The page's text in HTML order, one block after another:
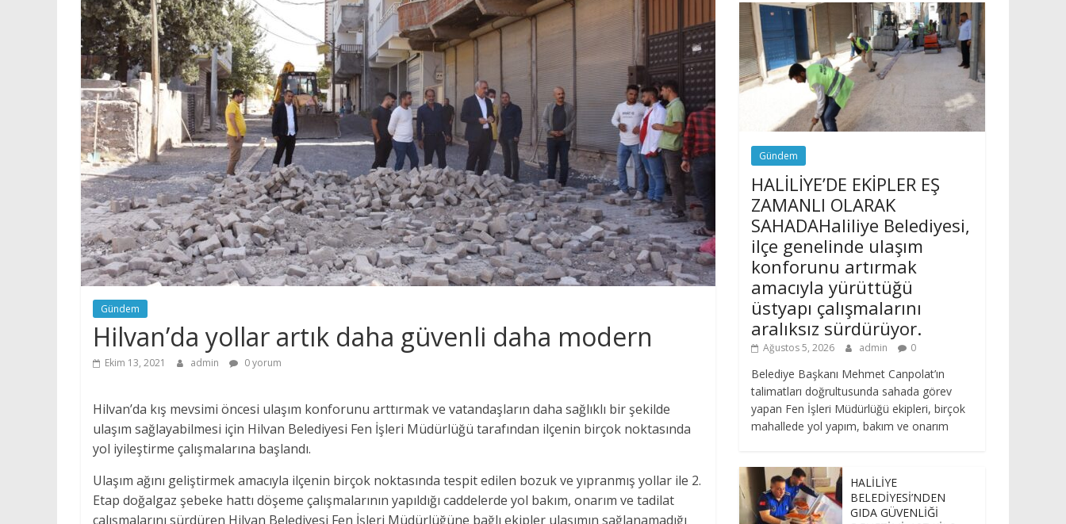
Gündem
Hilvan’da yollar artık daha güvenli daha modern
Ekim 13, 2021 admin 0 yorum
Hilvan’da kış mevsimi öncesi ulaşım konforunu arttırmak ve vatandaşların daha sağlıklı bir şekilde
ulaşım sağlayabilmesi için Hilvan Belediyesi Fen İşleri Müdürlüğü tarafından ilçenin birçok noktasında
yol iyileştirme çalışmalarına başlandı.
Ulaşım ağını geliştirmek amacıyla ilçenin birçok noktasında tespit edilen bozuk ve yıpranmış yollar ile 2.
Etap doğalgaz şebeke hattı döşeme çalışmalarının yapıldığı caddelerde yol bakım, onarım ve tadilat
çalışmalarını sürdüren Hilvan Belediyesi Fen İşleri Müdürlüğüne bağlı ekipler ulaşımın sağlanamadığı
Gündem
HALİLİYE’DE EKİPLER EŞ
ZAMANLI OLARAK
SAHADAHaliliye Belediyesi,
ilçe genelinde ulaşım
konforunu artırmak
amacıyla yürüttüğü
üstyapı çalışmalarını
aralıksız sürdürüyor.
Ağustos 5, 2026 admin 0
Belediye Başkanı Mehmet Canpolat’ın
talimatları doğrultusunda sahada görev
yapan Fen İşleri Müdürlüğü ekipleri, birçok
mahallede yol yapım, bakım ve onarım
HALİLİYE
BELEDİYESİ’NDEN
GIDA GÜVENLİĞİ